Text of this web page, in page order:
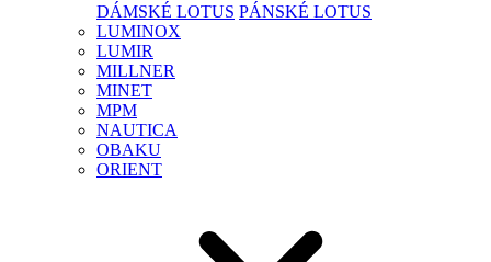
DÁMSKÉ LOTUS PÁNSKÉ LOTUS
LUMINOX
LUMIR
MILLNER
MINET
MPM
NAUTICA
OBAKU
ORIENT